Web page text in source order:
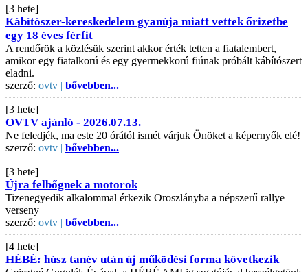
[3 hete]
Kábítószer-kereskedelem gyanúja miatt vettek őrizetbe
egy 18 éves férfit
A rendőrök a közlésük szerint akkor érték tetten a fiatalembert,
amikor egy fiatalkorú és egy gyermekkorú fiúnak próbált kábítószert
eladni.
szerző: ovtv | bővebben...
[3 hete]
OVTV ajánló - 2026.07.13.
Ne feledjék, ma este 20 órától ismét várjuk Önöket a képernyők elé!
szerző: ovtv | bővebben...
[3 hete]
Újra felbőgnek a motorok
Tizenegyedik alkalommal érkezik Oroszlányba a népszerű rallye
verseny
szerző: ovtv | bővebben...
[4 hete]
HÉBÉ: húsz tanév után új működési forma következik